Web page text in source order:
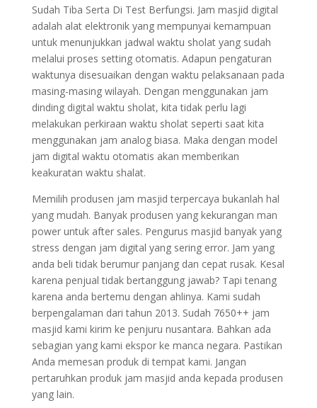
Sudah Tiba Serta Di Test Berfungsi. Jam masjid digital
adalah alat elektronik yang mempunyai kemampuan
untuk menunjukkan jadwal waktu sholat yang sudah
melalui proses setting otomatis. Adapun pengaturan
waktunya disesuaikan dengan waktu pelaksanaan pada
masing-masing wilayah. Dengan menggunakan jam
dinding digital waktu sholat, kita tidak perlu lagi
melakukan perkiraan waktu sholat seperti saat kita
menggunakan jam analog biasa. Maka dengan model
jam digital waktu otomatis akan memberikan
keakuratan waktu shalat.
Memilih produsen jam masjid terpercaya bukanlah hal
yang mudah. Banyak produsen yang kekurangan man
power untuk after sales. Pengurus masjid banyak yang
stress dengan jam digital yang sering error. Jam yang
anda beli tidak berumur panjang dan cepat rusak. Kesal
karena penjual tidak bertanggung jawab? Tapi tenang
karena anda bertemu dengan ahlinya. Kami sudah
berpengalaman dari tahun 2013. Sudah 7650++ jam
masjid kami kirim ke penjuru nusantara. Bahkan ada
sebagian yang kami ekspor ke manca negara. Pastikan
Anda memesan produk di tempat kami. Jangan
pertaruhkan produk jam masjid anda kepada produsen
yang lain.